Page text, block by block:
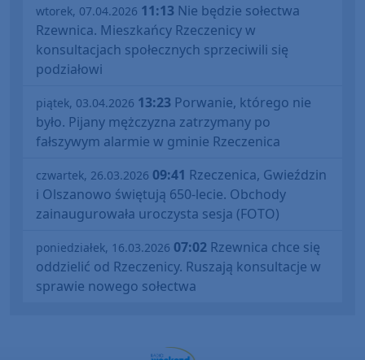
wtorek, 07.04.2026 11:13 Nie będzie sołectwa
Rzewnica. Mieszkańcy Rzeczenicy w
konsultacjach społecznych sprzeciwili się
podziałowi
piątek, 03.04.2026 13:23 Porwanie, którego nie
było. Pijany mężczyzna zatrzymany po
fałszywym alarmie w gminie Rzeczenica
czwartek, 26.03.2026 09:41 Rzeczenica, Gwieździn
i Olszanowo świętują 650-lecie. Obchody
zainaugurowała uroczysta sesja (FOTO)
poniedziałek, 16.03.2026 07:02 Rzewnica chce się
oddzielić od Rzeczenicy. Ruszają konsultacje w
sprawie nowego sołectwa